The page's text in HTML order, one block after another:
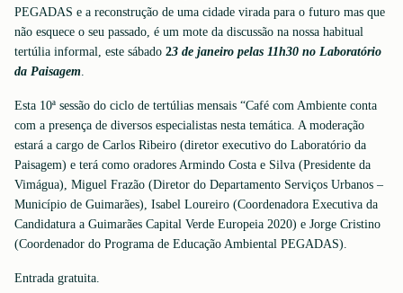
PEGADAS e a reconstrução de uma cidade virada para o futuro mas que
não esquece o seu passado, é um mote da discussão na nossa habitual
tertúlia informal, este sábado 23 de janeiro pelas 11h30 no Laboratório
da Paisagem.
Esta 10ª sessão do ciclo de tertúlias mensais “Café com Ambiente conta
com a presença de diversos especialistas nesta temática. A moderação
estará a cargo de Carlos Ribeiro (diretor executivo do Laboratório da
Paisagem) e terá como oradores Armindo Costa e Silva (Presidente da
Vimágua), Miguel Frazão (Diretor do Departamento Serviços Urbanos –
Município de Guimarães), Isabel Loureiro (Coordenadora Executiva da
Candidatura a Guimarães Capital Verde Europeia 2020) e Jorge Cristino
(Coordenador do Programa de Educação Ambiental PEGADAS).
Entrada gratuita.